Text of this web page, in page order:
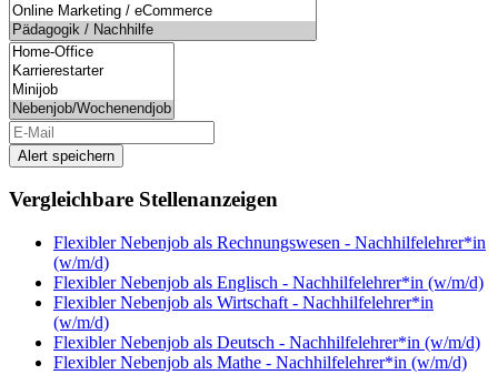
Alert speichern
Vergleichbare Stellenanzeigen
Flexibler Nebenjob als Rechnungswesen - Nachhilfelehrer*in
(w/m/d)
Flexibler Nebenjob als Englisch - Nachhilfelehrer*in (w/m/d)
Flexibler Nebenjob als Wirtschaft - Nachhilfelehrer*in
(w/m/d)
Flexibler Nebenjob als Deutsch - Nachhilfelehrer*in (w/m/d)
Flexibler Nebenjob als Mathe - Nachhilfelehrer*in (w/m/d)